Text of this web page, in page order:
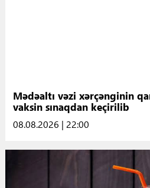
Mədəaltı vəzi xərçənginin
vaksin sınaqdan keçirilib
08.08.2026 | 22:00